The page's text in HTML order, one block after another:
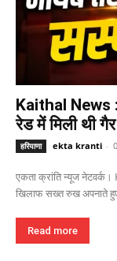
Kaithal News :
रेड में मिली थी गैर
हरियाणा ekta kranti -
एकता क्रांति न्यूज
खिलाफ सख्त रुख अपनाते हुए
Read more